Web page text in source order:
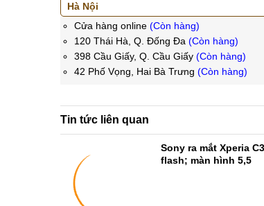
Cửa hàng online (Còn hàng)
120 Thái Hà, Q. Đống Đa (Còn hàng)
398 Cầu Giấy, Q. Cầu Giấy (Còn hàng)
42 Phố Vọng, Hai Bà Trưng (Còn hàng)
Tin tức liên quan
Sony ra mắt Xperia
flash; màn hình 5,5